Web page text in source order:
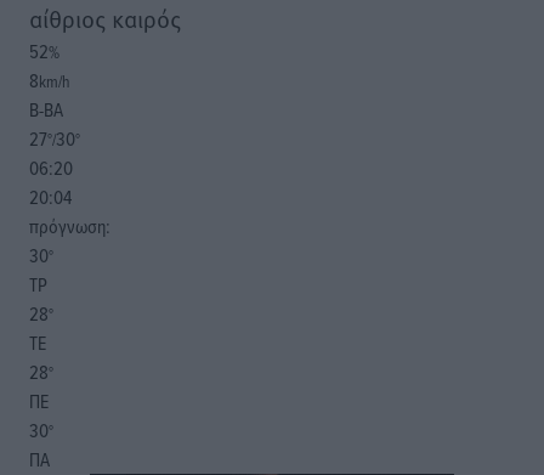
αίθριος καιρός
52%
8km/h
Β-ΒΑ
27°/30°
06:20
20:04
πρόγνωση:
30°
ΤΡ
28°
ΤΕ
28°
ΠΕ
30°
ΠΑ